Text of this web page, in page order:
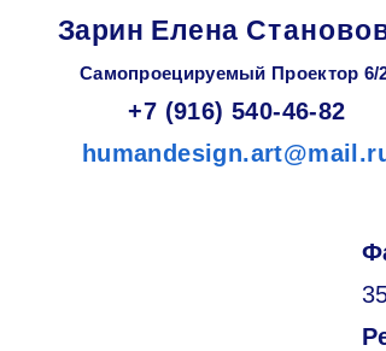
Зарин Елена
Самопроецируемый Проектор 6/
+7 (916) 540-46-82